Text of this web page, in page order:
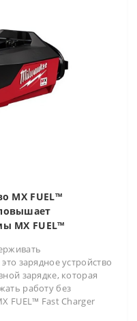
MX FUEL™
MX FUEL™
зарядное устройство
зарядке, которая
работу без
FUEL™ Fast Charger